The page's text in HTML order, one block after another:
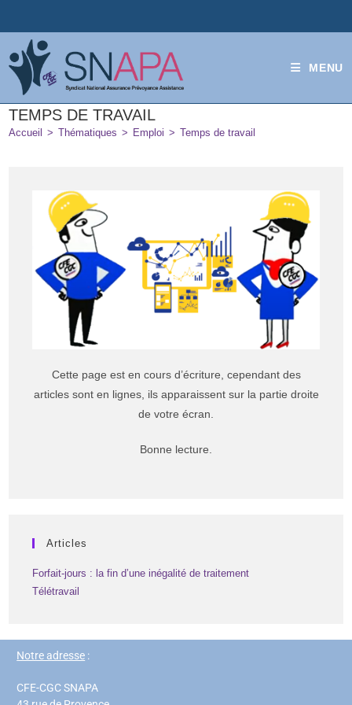
MENU
TEMPS DE TRAVAIL
Accueil > Thématiques > Emploi > Temps de travail
Cette page est en cours d’écriture, cependant des
articles sont en lignes, ils apparaissent sur la partie droite
de votre écran.
Bonne lecture.
Articles
Forfait-jours : la fin d’une inégalité de traitement
Télétravail
Notre adresse :
CFE-CGC SNAPA